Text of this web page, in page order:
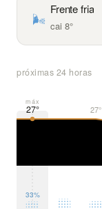
🌬️
Frente fria
cai 8°
próximas 24 horas
27° 27°
máx
33%